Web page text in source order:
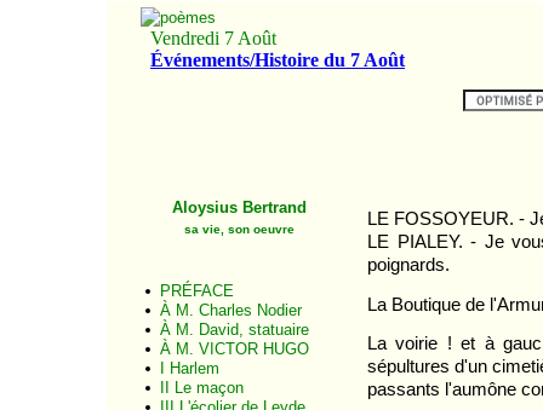
Aloysius Bertrand
sa vie, son oeuvre
PRÉFACE
À M. Charles Nodier
À M. David, statuaire
À M. VICTOR HUGO
I Harlem
II Le maçon
LE FOSSOYEUR. -
LE PIALEY. - Je
poignards.
La Boutique de
La voirie ! et à
sépultures d'un
passants l'aumône